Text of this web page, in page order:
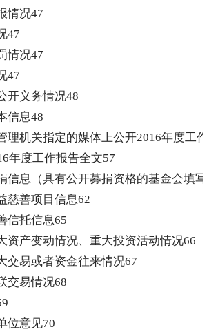
情况47
47
情况47
47
开义务情况48
信息48
理机关指定的媒体上公开2016年度工
年度工作报告全文57
信息（具有公开募捐资格的基金会填
慈善项目信息62
信托信息65
资产变动情况、重大投资活动情况66
交易或者资金往来情况67
交易情况68
位意见70